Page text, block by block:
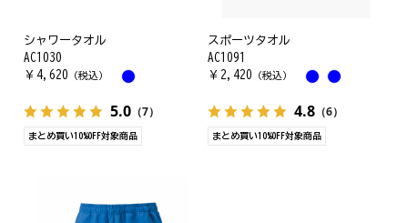
シャワータオル
AC1030
￥ 4,620 （税込）
5.0 （7）
まとめ買い10%OFF対象商品
スポーツタオル
AC1091
￥ 2,420 （税込）
4.8（6）
まとめ買い10%OFF対象商品